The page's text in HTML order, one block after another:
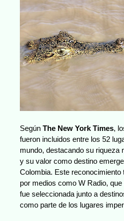
Según The New York Times,
fueron incluidos entre los 52
mundo, destacando su riqueza
y su valor como destino
Colombia. Este reconocimiento
por medios como W Radio,
fue seleccionada junto a
como parte de los lugares